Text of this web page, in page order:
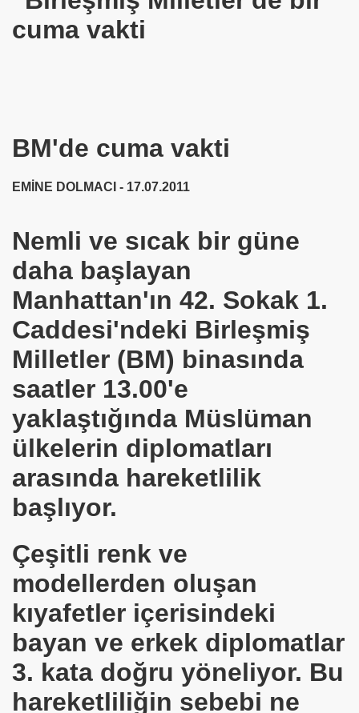
BM'de cuma vakti
EMİNE DOLMACI - 17.07.2011
Nemli ve sıcak bir güne
daha başlayan
Manhattan'ın 42. Sokak 1.
Caddesi'ndeki Birleşmiş
Milletler (BM) binasında
saatler 13.00'e
yaklaştığında Müslüman
ülkelerin diplomatları
arasında hareketlilik
başlıyor.
Çeşitli renk ve
modellerden oluşan
kıyafetler içerisindeki
bayan ve erkek diplomatlar
3. kata doğru yöneliyor. Bu
hareketliliğin sebebi ne
Abi !
Hatice ÖZDEMİR Oldu.
hacca götürdü
Adam Gibi Adam.
ve Selası
Aşığım.
Caoimhe Butterly - Peter VENNER